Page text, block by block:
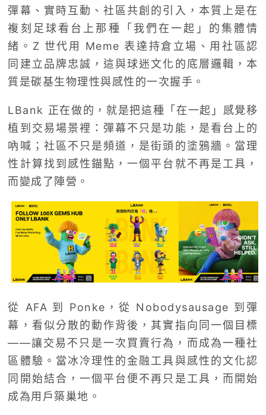
彈幕、實時互動、社區共創的引入，本質上是在
複刻足球看台上那種「我們在一起」的集體情
緒。Z 世代用 Meme 表達持倉立場、用社區認
同建立品牌忠誠，這與球迷文化的底層邏輯，本
質是碳基生物理性與感性的一次握手。
LBank 正在做的，就是把這種「在一起」感覺移
植到交易場景裡：彈幕不只是功能，是看台上的
吶喊；社區不只是頻道，是街頭的塗鴉牆。當理
性計算找到感性錨點，一個平台就不再是工具，
而變成了陣營。
從 AFA 到 Ponke，從 Nobodysausage 到彈
幕，看似分散的動作背後，其實指向同一個目標
——讓交易不只是一次買賣行為，而成為一種社
區體驗。當冰冷理性的金融工具與感性的文化認
同開始結合，一個平台便不再只是工具，而開始
成為用戶築巢地。